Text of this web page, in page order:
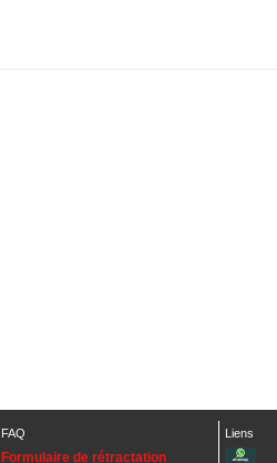
FAQ Liens
Formulaire de rétractation